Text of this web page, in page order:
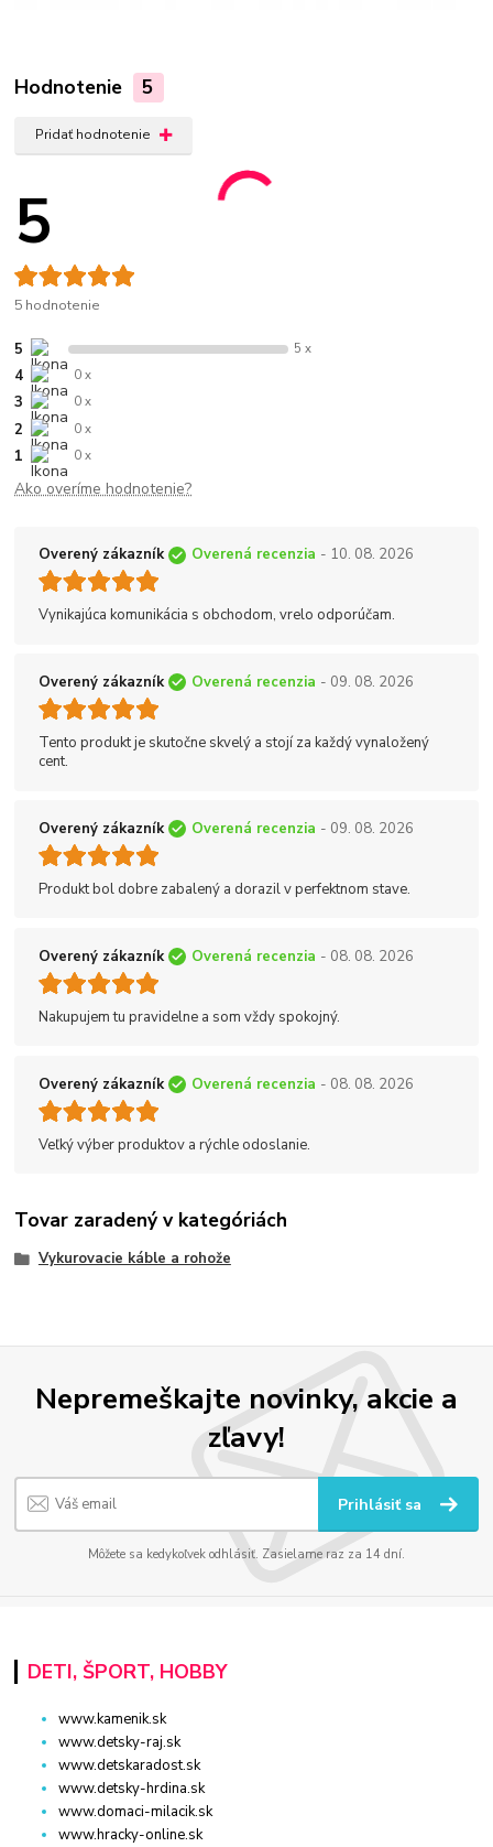
Hodnotenie 5
Pridať hodnotenie
5
5 hodnotenie
5 5 x
4 0 x
3 0 x
2 0 x
1 0 x
Ako overíme hodnotenie?
Overený zákazník Overená recenzia - 10. 08. 2026
Vynikajúca komunikácia s obchodom, vrelo odporúčam.
Overený zákazník Overená recenzia - 09. 08. 2026
Tento produkt je skutočne skvelý a stojí za každý vynaložený
cent.
Overený zákazník Overená recenzia - 09. 08. 2026
Produkt bol dobre zabalený a dorazil v perfektnom stave.
Overený zákazník Overená recenzia - 08. 08. 2026
Nakupujem tu pravidelne a som vždy spokojný.
Overený zákazník Overená recenzia - 08. 08. 2026
Veľký výber produktov a rýchle odoslanie.
Tovar zaradený v kategóriách
Vykurovacie káble a rohože
Nepremeškajte novinky, akcie a
zľavy!
Prihlásiť sa
Môžete sa kedykoľvek odhlásiť. Zasielame raz za 14 dní.
DETI, ŠPORT, HOBBY
www.kamenik.sk
www.detsky-raj.sk
www.detskaradost.sk
www.detsky-hrdina.sk
www.domaci-milacik.sk
www.hracky-online.sk